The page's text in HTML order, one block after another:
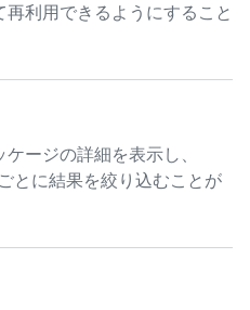
利用できるようにすること
ージの詳細を表示し、
とに結果を絞り込むことが